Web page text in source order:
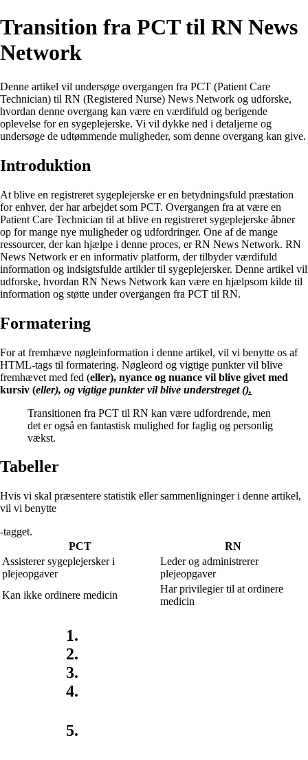
Transition fra PCT til RN News
Network
Denne artikel vil undersøge overgangen fra PCT (Patient Care
Technician) til RN (Registered Nurse) News Network og udforske,
hvordan denne overgang kan være en værdifuld og berigende
oplevelse for en sygeplejerske. Vi vil dykke ned i detaljerne og
undersøge de udtømmende muligheder, som denne overgang kan give.
Introduktion
At blive en registreret sygeplejerske er en betydningsfuld præstation
for enhver, der har arbejdet som PCT. Overgangen fra at være en
Patient Care Technician til at blive en registreret sygeplejerske åbner
op for mange nye muligheder og udfordringer. One af de mange
ressourcer, der kan hjælpe i denne proces, er RN News Network. RN
News Network er en informativ platform, der tilbyder værdifuld
information og indsigtsfulde artikler til sygeplejersker. Denne artikel vil
udforske, hvordan RN News Network kan være en hjælpsom kilde til
information og støtte under overgangen fra PCT til RN.
Formatering
For at fremhæve nøgleinformation i denne artikel, vil vi benytte os af
HTML-tags til formatering. Nøgleord og vigtige punkter vil blive
fremhævet med fed (eller), nyance og nuance vil blive givet med
kursiv (eller), og vigtige punkter vil blive understreget ().
Transitionen fra PCT til RN kan være udfordrende, men
det er også en fantastisk mulighed for faglig og personlig
vækst.
Tabeller
Hvis vi skal præsentere statistik eller sammenligninger i denne artikel,
vil vi benytte
-tagget.
PCT
RN
Assisterer sygeplejersker i
plejeopgaver
Leder og administrerer
plejeopgaver
Kan ikke ordinere medicin
Har privilegier til at ordinere
medicin